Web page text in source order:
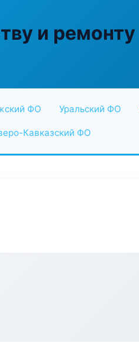
и ремонту
ФО Уральский ФО
Кавказский ФО